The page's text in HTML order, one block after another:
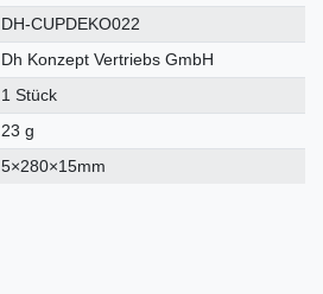
DH-CUPDEKO022
Dh Konzept Vertriebs GmbH
1 Stück
23 g
5×280×15mm